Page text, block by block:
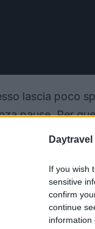
Daytravel
If you wish
sensitive
confirm
continue
information
lascia poco
pause. Per
tempo breve
Italia esistono
naturali